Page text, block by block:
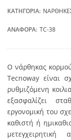
ΚΑΤΗΓΟΡΊΑ:
ΑΝΑΦΟΡΆ: TC-38
Ο νάρθηκας
Tecnoway είναι
ρυθμιζόμενη
εξασφαλίζει
εργονομική του
καθιστή ή